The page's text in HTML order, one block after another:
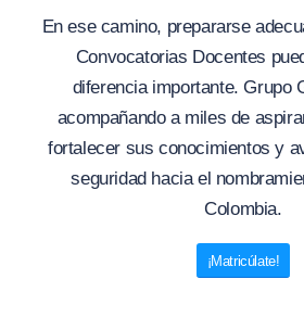
En ese camino, prepararse
Convocatorias Docentes
diferencia importante. Grupo
acompañando a miles de
fortalecer sus conocimientos y
seguridad hacia el
Colombia.
¡Matricúlate!